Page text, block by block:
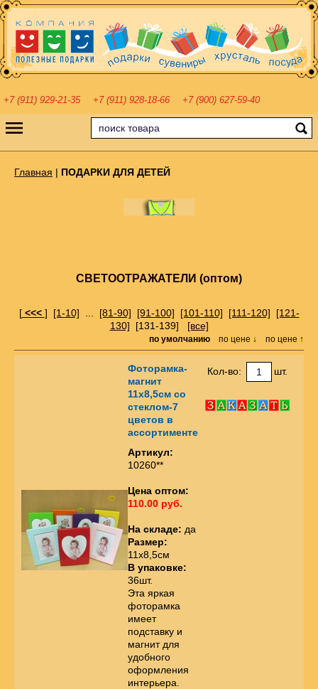
+7 (911) 929-21-35 +7 (911) 928-18-66 +7 (900) 627-59-40
Главная | ПОДАРКИ ДЛЯ ДЕТЕЙ
СВЕТООТРАЖАТЕЛИ (оптом)
[<<< ] [1-10] [81-90] [91-100] [101-110] [111-120]
[121-
130] [131-139] [все]
по умолчанию по цене ↓ по цене ↑
Фоторамка-
магнит
11х8,5см со
стеклом-7
цветов в
ассортименте
Артикул:
10260**
Цена оптом:
110.00 руб.
На складе: да
Размер:
11х8,5см
В упаковке:
36шт.
Эта яркая
фоторамка
имеет
подставку и
магнит для
удобного
оформления
интерьера.
Кол-во: шт.